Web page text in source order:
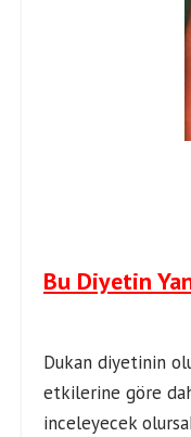
Bu Diyetin
Dukan diyetinin
etkilerine göre
inceleyecek